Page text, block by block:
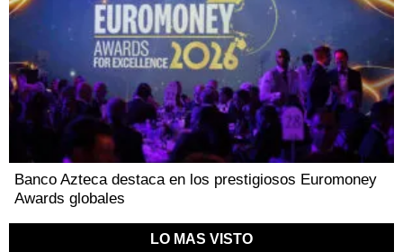
Banco Azteca destaca en los prestigiosos Euromoney
Awards globales
LO MAS VISTO